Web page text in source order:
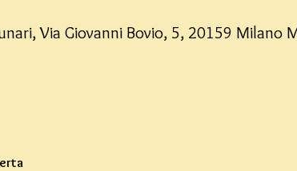
Via Giovanni Bovio, 5, 20159 Milano